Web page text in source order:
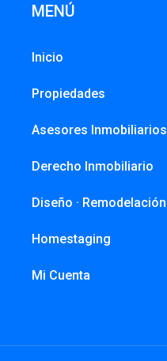
MENÚ
Inicio
Propiedades
Asesores Inmobiliarios
Derecho Inmobiliario
Diseño · Remodelación
Homestaging
Mi Cuenta